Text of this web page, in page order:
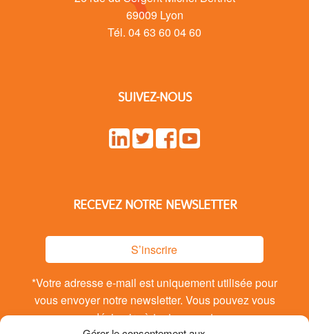
69009 Lyon
Tél. 04 63 60 04 60
SUIVEZ-NOUS
RECEVEZ NOTRE NEWSLETTER
S’inscrire
*Votre adresse e-mail est uniquement utilisée pour
vous envoyer notre newsletter. Vous pouvez vous
désinsrire à tout moment.